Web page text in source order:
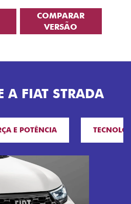
COMPARAR
VERSÃO
A FIAT STRADA
E POTÊNCIA